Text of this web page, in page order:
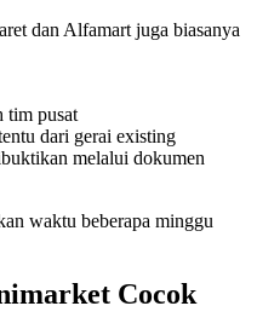
dan Alfamart juga biasanya
tim pusat
dari gerai existing
melalui dokumen
waktu beberapa minggu
Cocok